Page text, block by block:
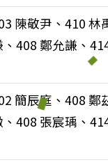
陳敬尹、410 林
、408 鄭允謙、
簡辰庭、408 鄭
、408 張宸瑀、